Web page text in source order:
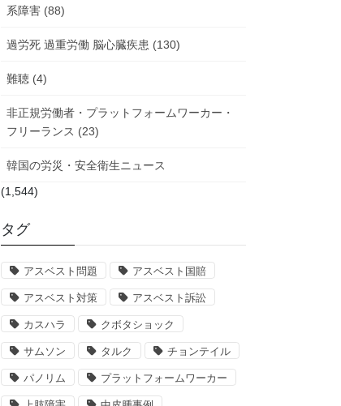
系障害 (88)
過労死 過重労働 脳心臓疾患 (130)
難聴 (4)
非正規労働者・プラットフォームワーカー・
フリーランス (23)
韓国の労災・安全衛生ニュース
(1,544)
タグ
アスベスト問題 アスベスト国賠
アスベスト対策 アスベスト訴訟
カスハラ クボタショック
サムソン タルク チョンテイル
パノリム プラットフォームワーカー